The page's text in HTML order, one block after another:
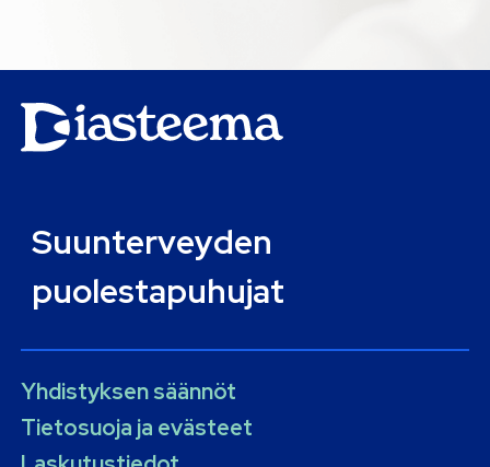
Suunterveyden
puolestapuhujat
Yhdistyksen säännöt
Tietosuoja ja evästeet